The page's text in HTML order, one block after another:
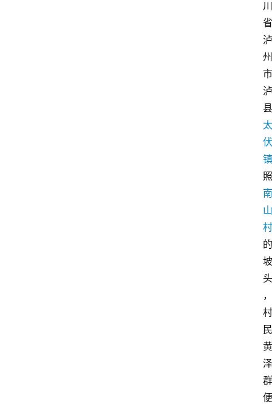
川
省
泸
州
市
泸
县
太
伏
镇
照
南
山
村
的
坡
头
，
村
民
黄
泽
群
便